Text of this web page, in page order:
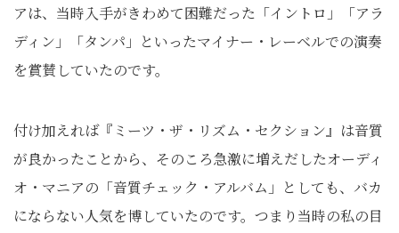
アは、当時入手がきわめて困難だった「イントロ」「アラ
ディン」「タンパ」といったマイナー・レーベルでの演奏
を賞賛していたのです。
付け加えれば『ミーツ・ザ・リズム・セクション』は音質
が良かったことから、そのころ急激に増えだしたオーディ
オ・マニアの「音質チェック・アルバム」としても、バカ
にならない人気を博していたのです。つまり当時の私の目